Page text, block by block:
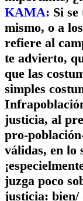
KAMA: Si
mismo, o a
refiere al
te advierto,
que las
simples
justicia, al
pro-
válidas, en lo
juzga poco
justicia: bien/